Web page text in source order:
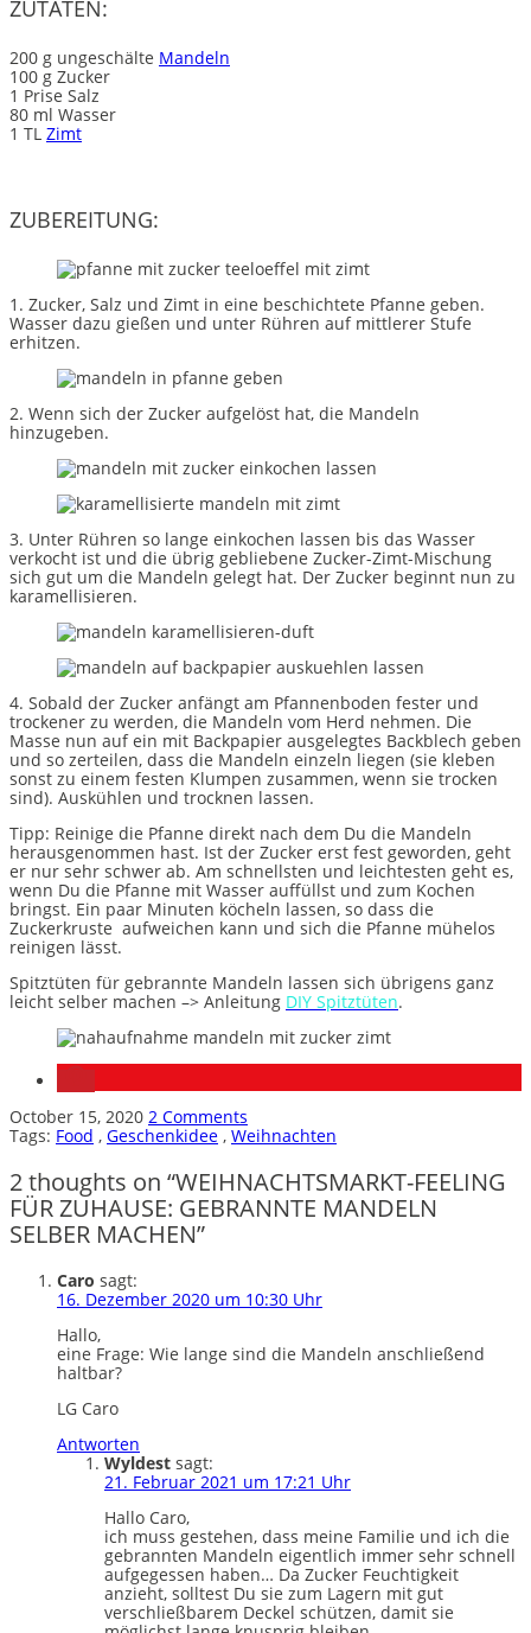
ZUTATEN:
200 g ungeschälte Mandeln
100 g Zucker
1 Prise Salz
80 ml Wasser
1 TL Zimt
ZUBEREITUNG:
1. Zucker, Salz und Zimt in eine beschichtete Pfanne geben.
Wasser dazu gießen und unter Rühren auf mittlerer Stufe
erhitzen.
2. Wenn sich der Zucker aufgelöst hat, die Mandeln
hinzugeben.
3. Unter Rühren so lange einkochen lassen bis das Wasser
verkocht ist und die übrig gebliebene Zucker-Zimt-Mischung
sich gut um die Mandeln gelegt hat. Der Zucker beginnt nun zu
karamellisieren.
4. Sobald der Zucker anfängt am Pfannenboden fester und
trockener zu werden, die Mandeln vom Herd nehmen. Die
Masse nun auf ein mit Backpapier ausgelegtes Backblech geben
und so zerteilen, dass die Mandeln einzeln liegen (sie kleben
sonst zu einem festen Klumpen zusammen, wenn sie trocken
sind). Auskühlen und trocknen lassen.
Tipp: Reinige die Pfanne direkt nach dem Du die Mandeln
herausgenommen hast. Ist der Zucker erst fest geworden, geht
er nur sehr schwer ab. Am schnellsten und leichtesten geht es,
wenn Du die Pfanne mit Wasser auffüllst und zum Kochen
bringst. Ein paar Minuten köcheln lassen, so dass die
Zuckerkruste aufweichen kann und sich die Pfanne mühelos
reinigen lässt.
Spitztüten für gebrannte Mandeln lassen sich übrigens ganz
leicht selber machen –> Anleitung DIY Spitztüten.
October 15, 2020 2 Comments
Tags: Food , Geschenkidee , Weihnachten
2 thoughts on “WEIHNACHTSMARKT-FEELING
FÜR ZUHAUSE: GEBRANNTE MANDELN
SELBER MACHEN”
Caro sagt:
16. Dezember 2020 um 10:30 Uhr
Hallo,
eine Frage: Wie lange sind die Mandeln anschließend
haltbar?
LG Caro
Antworten
Wyldest sagt:
21. Februar 2021 um 17:21 Uhr
Hallo Caro,
ich muss gestehen, dass meine Familie und ich die
gebrannten Mandeln eigentlich immer sehr schnell
aufgegessen haben… Da Zucker Feuchtigkeit
anzieht, solltest Du sie zum Lagern mit gut
verschließbarem Deckel schützen, damit sie